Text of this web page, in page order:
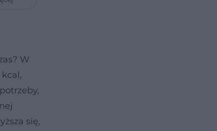
W
się,